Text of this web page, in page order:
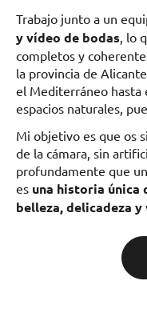
Trabajo junto a un
y vídeo de bodas , lo
completos y
la provincia de
el Mediterráneo hasta
espacios naturales,
Mi objetivo es que os
de la cámara, sin
profundamente que
es una historia única
belleza, delicadeza y